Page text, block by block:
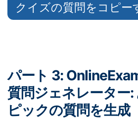
クイズの質問をコピー
パート 3:
質問ジェネレーター:
ピックの質問を生成